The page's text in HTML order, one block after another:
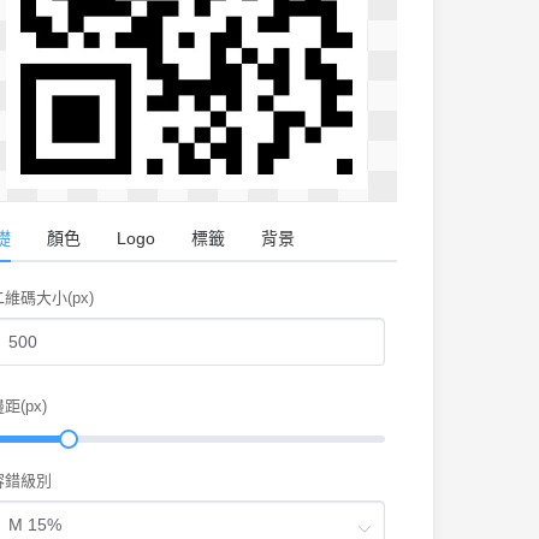
顏色 Logo 標籤 背景
維碼大小(px)
距(px)
錯級別